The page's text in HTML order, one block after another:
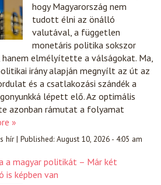
hogy Magyarország nem
tudott élni az önálló
valutával, a független
monetáris politika sokszor
elmélyítette a válságokat. Ma,
irány alapján megnyílt az út az
és a csatlakozási szándék a
lépett elő. Az optimális
azonban rámutat a folyamat
»
hír|Published:August 10, 2026 - 4:05 am
a magyar politikát – Már két
is képben van